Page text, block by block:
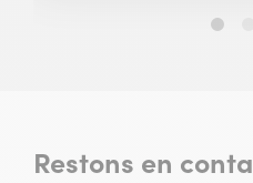
Slide
Restons en